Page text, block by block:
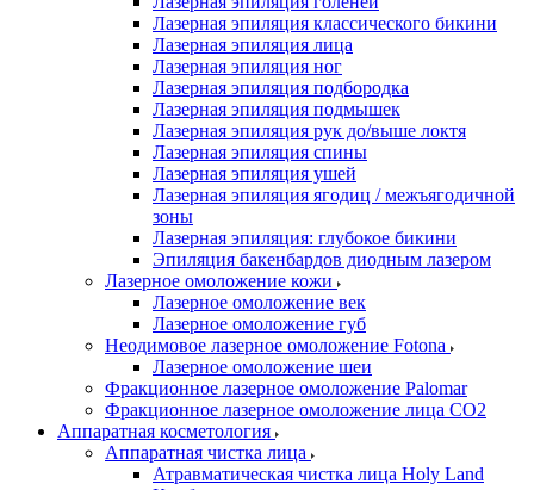
Лазерная эпиляция классического бикини
Лазерная эпиляция лица
Лазерная эпиляция ног
Лазерная эпиляция подбородка
Лазерная эпиляция подмышек
Лазерная эпиляция рук до/выше локтя
Лазерная эпиляция спины
Лазерная эпиляция ушей
Лазерная эпиляция ягодиц / межъягодичной
зоны
Лазерная эпиляция: глубокое бикини
Эпиляция бакенбардов диодным лазером
Лазерное омоложение кожи
Лазерное омоложение век
Лазерное омоложение губ
Неодимовое лазерное омоложение Fotona
Лазерное омоложение шеи
Фракционное лазерное омоложение Palomar
Фракционное лазерное омоложение лица СО2
Аппаратная косметология
Аппаратная чистка лица
Атравматическая чистка лица Holy Land